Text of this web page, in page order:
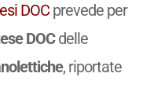
DOCprevede per
DOCdelle
, riportate